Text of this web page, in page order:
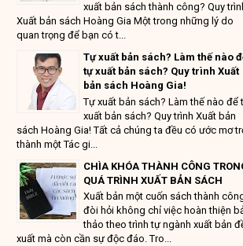
xuất bản sách thành công? Quy
Xuất bản sách Hoàng Gia Một trong những lý do
quan trọng để bạn có t...
Tự xuất bản sách? Làm thế nào
tự xuất bản sách? Quy trình Xuất
bản sách Hoàng Gia!
Tự xuất bản sách? Làm thế nào để
xuất bản sách? Quy trình Xuất bản
sách Hoàng Gia! Tất cả chúng ta đều có ước mơ
thành một Tác gi...
CHÌA KHÓA THÀNH CÔNG
QUÁ TRÌNH XUẤT BẢN SÁCH
Xuất bản một cuốn sách thành
đòi hỏi không chỉ việc hoàn thiện
thảo theo trình tự ngành xuất bản
xuất mà còn cần sự độc đáo. Tro...